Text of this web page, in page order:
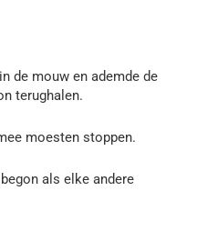
de mouw en ademde de
terughalen.
moesten stoppen.
als elke andere